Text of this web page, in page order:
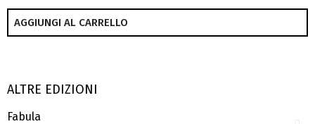
AGGIUNGI AL CARRELLO
ALTRE EDIZIONI
Fabula